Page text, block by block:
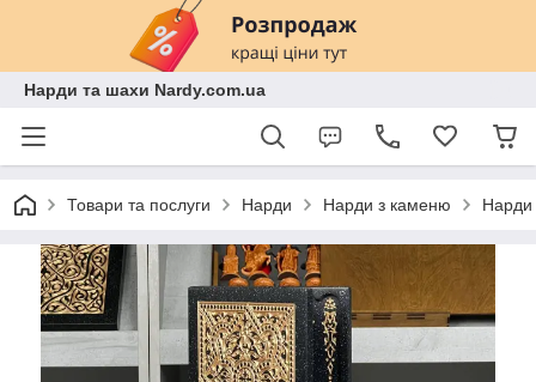
Нарди та шахи Nardy.com.ua
Товари та послуги Нарди Нарди з каменю Нарди